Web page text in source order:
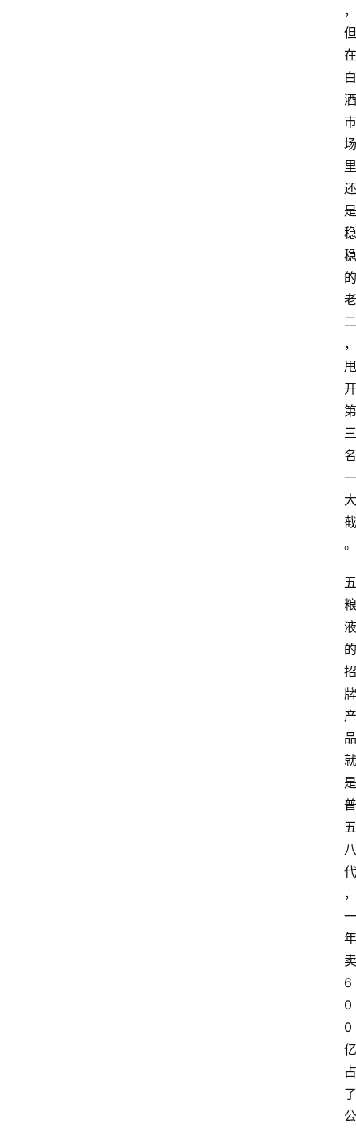
，
但
在
白
酒
市
场
里
还
是
稳
稳
的
老
二
，
甩
开
第
三
名
一
大
截
。
五
粮
液
的
招
牌
产
品
就
是
普
五
八
代
，
一
年
卖
6
0
0
亿
占
了
公